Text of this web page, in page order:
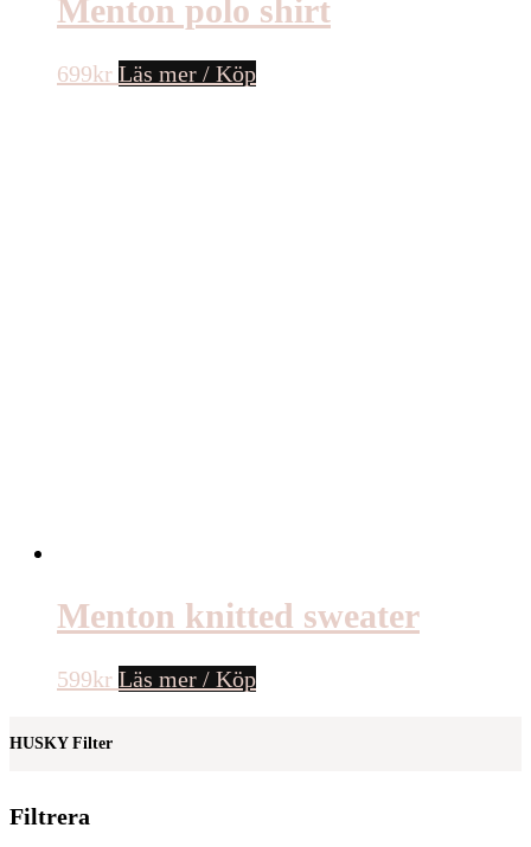
Menton polo shirt
699kr Läs mer / Köp
Menton knitted sweater
599kr Läs mer / Köp
HUSKY Filter
Filtrera